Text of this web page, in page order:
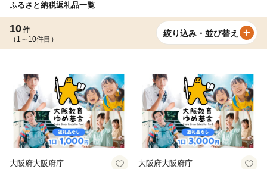
ふるさと納税返礼品一覧
10件
（1～10件目）
絞り込み・並び替え
大阪府大阪府庁 大阪府大阪府庁